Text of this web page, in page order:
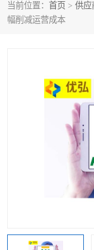
当前位置： 首页 > 供应
幅削减运营成本
巴西认证